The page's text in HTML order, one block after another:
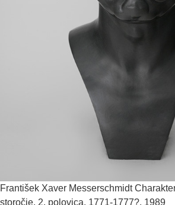
František Xaver Messerschmidt
storočie, 2. polovica, 1771-1777?, 1989